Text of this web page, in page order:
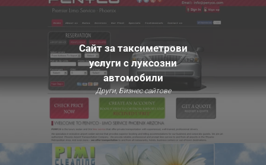
Сайт за таксиметрови
услуги с луксозни
автомобили
Други, Бизнес сайтове